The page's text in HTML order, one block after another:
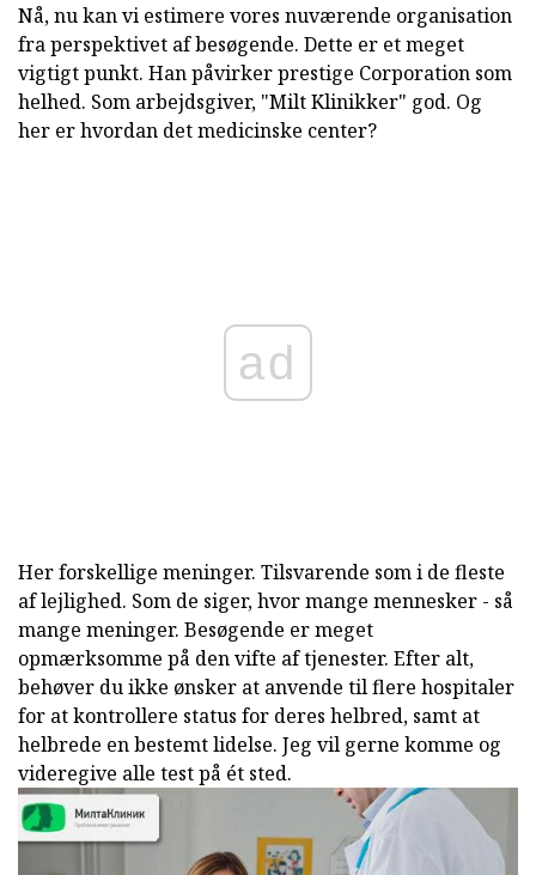
Nå, nu kan vi estimere vores nuværende organisation
fra perspektivet af besøgende. Dette er et meget
vigtigt punkt. Han påvirker prestige Corporation som
helhed. Som arbejdsgiver, "Milt Klinikker" god. Og
her er hvordan det medicinske center?
ad
Her forskellige meninger. Tilsvarende som i de fleste
af lejlighed. Som de siger, hvor mange mennesker - så
mange meninger. Besøgende er meget
opmærksomme på den vifte af tjenester. Efter alt,
behøver du ikke ønsker at anvende til flere hospitaler
for at kontrollere status for deres helbred, samt at
helbrede en bestemt lidelse. Jeg vil gerne komme og
videregive alle test på ét sted.